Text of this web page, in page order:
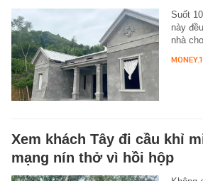
Suốt
này
nhà
Xem khách Tây đi cầu khỉ
mạng nín thở vì hồi hộp